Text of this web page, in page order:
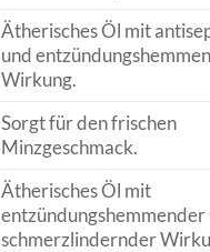
Ätherisches Öl mit
und
Wirkung.
Sorgt für den frischen
Minzgeschmack.
Ätherisches Öl mit
entzündungshemmender
schmerzlindernder